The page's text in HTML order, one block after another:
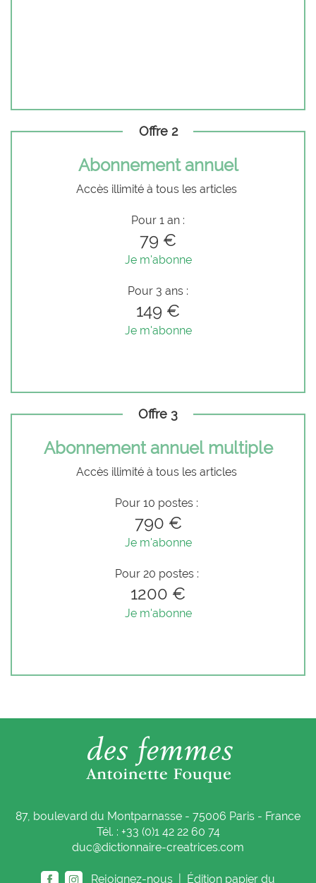
Offre 2
Abonnement annuel
Accès illimité à tous les articles
Pour 1 an :
79 €
Je m'abonne
Pour 3 ans :
149 €
Je m'abonne
Offre 3
Abonnement annuel multiple
Accès illimité à tous les articles
Pour 10 postes :
790 €
Je m'abonne
Pour 20 postes :
1200 €
Je m'abonne
87, boulevard du Montparnasse - 75006 Paris - France
Tél. : +33 (0)1 42 22 60 74
duc@dictionnaire-creatrices.com
Rejoignez-nous | Édition papier du